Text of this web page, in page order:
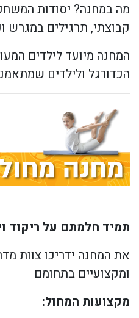
מה במחנה? יסודות
קבוצתי, תרגילים במגרש
המחנה מיועד לילדים
הכדורגל ולילדים
תמיד חלמתם על ריקוד
את המחנה ידריכו צוות
ומקצועיים בתחומם
מקצועות המחול: